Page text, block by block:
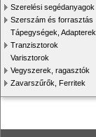
Szerelési segédanyagok
Szerszám és forrasztás
Tápegységek, Adapterek
Tranzisztorok
Varisztorok
Vegyszerek, ragasztók
Zavarszűrők, Ferritek